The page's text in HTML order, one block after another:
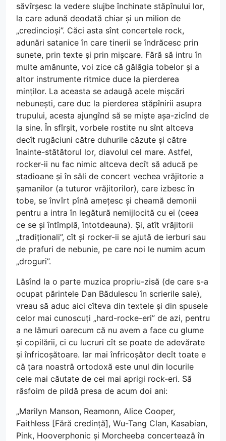
săvîrșesc la vedere slujbe închinate stăpînului lor,
la care adună deodată chiar și un milion de
„credincioși”. Căci asta sînt concertele rock,
adunări satanice în care tinerii se îndrăcesc prin
sunete, prin texte și prin mișcare. Fără să intru în
multe amănunte, voi zice că gălăgia tobelor și a
altor instrumente ritmice duce la pierderea
minților. La aceasta se adaugă acele mișcări
nebunești, care duc la pierderea stăpînirii asupra
trupului, acesta ajungînd să se miște așa-zicînd de
la sine. În sfîrșit, vorbele rostite nu sînt altceva
decît rugăciuni către duhurile căzute și către
înainte-stătătorul lor, diavolul cel mare. Astfel,
rocker-ii nu fac nimic altceva decît să aducă pe
stadioane și în săli de concert vechea vrăjitorie a
șamanilor (a tuturor vrăjitorilor), care izbesc în
tobe, se învîrt pînă amețesc și cheamă demonii
pentru a intra în legătură nemijlocită cu ei (ceea
ce se și întîmplă, întotdeauna). Și, atît vrăjitorii
„tradiționali”, cît și rocker-ii se ajută de ierburi sau
de prafuri de nebunie, pe care noi le numim acum
„droguri”.
Lăsînd la o parte muzica propriu-zisă (de care s-a
ocupat părintele Dan Bădulescu în scrierile sale),
vreau să aduc aici cîteva din textele și din spusele
celor mai cunoscuți „hard-rocke-eri” de azi, pentru
a ne lămuri oarecum că nu avem a face cu glume
și copilării, ci cu lucruri cît se poate de adevărate
și înfricoșătoare. Iar mai înfricoșător decît toate e
că țara noastră ortodoxă este unul din locurile
cele mai căutate de cei mai aprigi rock-eri. Să
răsfoim de pildă presa de acum doi ani:
„Marilyn Manson, Reamonn, Alice Cooper,
Faithless [Fără credință], Wu-Tang Clan, Kasabian,
Pink, Hooverphonic și Morcheeba concertează în